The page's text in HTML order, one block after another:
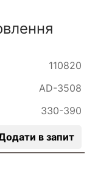
110820
AD-3508
330-390
в запит